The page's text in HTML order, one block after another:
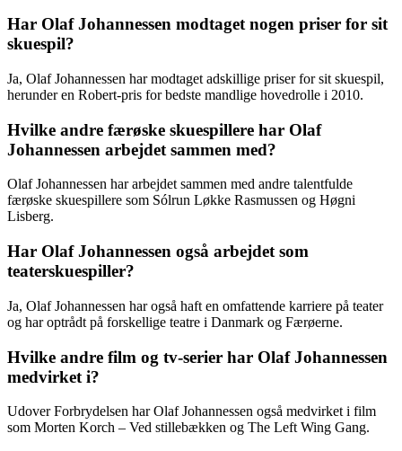
Har Olaf Johannessen modtaget nogen priser for sit
skuespil?
Ja, Olaf Johannessen har modtaget adskillige priser for sit skuespil,
herunder en Robert-pris for bedste mandlige hovedrolle i 2010.
Hvilke andre færøske skuespillere har Olaf
Johannessen arbejdet sammen med?
Olaf Johannessen har arbejdet sammen med andre talentfulde
færøske skuespillere som Sólrun Løkke Rasmussen og Høgni
Lisberg.
Har Olaf Johannessen også arbejdet som
teaterskuespiller?
Ja, Olaf Johannessen har også haft en omfattende karriere på teater
og har optrådt på forskellige teatre i Danmark og Færøerne.
Hvilke andre film og tv-serier har Olaf Johannessen
medvirket i?
Udover Forbrydelsen har Olaf Johannessen også medvirket i film
som Morten Korch – Ved stillebækken og The Left Wing Gang.